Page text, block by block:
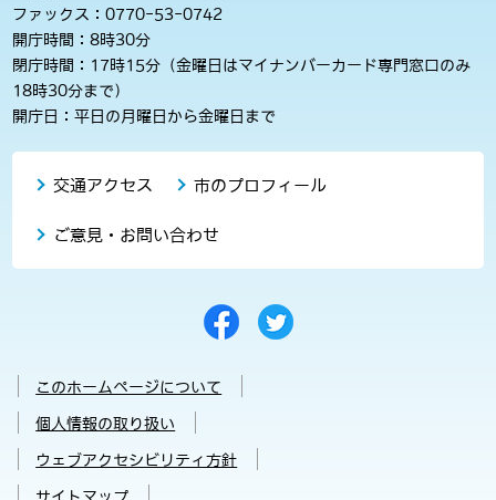
ファックス：0770-53-0742
開庁時間：8時30分
閉庁時間：17時15分（金曜日はマイナンバーカード専門窓口のみ
18時30分まで）
開庁日：平日の月曜日から金曜日まで
交通アクセス 市のプロフィール
ご意見・お問い合わせ
このホームページについて
個人情報の取り扱い
ウェブアクセシビリティ方針
サイトマップ